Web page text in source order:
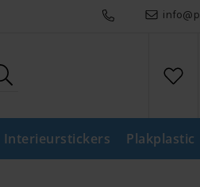
Interieurstickers Plakplastic